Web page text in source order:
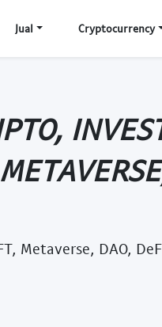
Jual Cryptocurrency
Metaverse, DAO,